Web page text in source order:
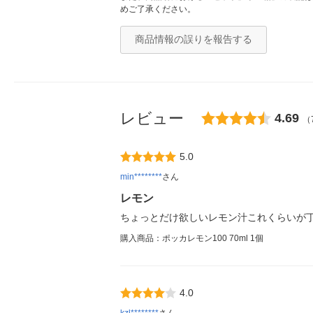
めご了承ください。
商品情報の誤りを報告する
レビュー 4.69
5.0
min********さん
レモン
ちょっとだけ欲しいレモン汁これくらいが
購入商品：ポッカレモン100 70ml 1個
4.0